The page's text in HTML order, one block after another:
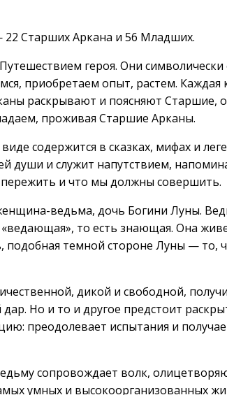
22 Старших Аркана и 56 Младших.
героя. Они
приобретаем опыт, растем.
раскрывают и поясняют Старшие,
проживая Старшие Арканы.
содержится в сказках, мифах и
души и служит напутствием,
и что мы должны совершить.
ведьма, дочь Богини Луны.
то есть знающая. Она
подобная темной стороне Луны — то,
дикой и свободной,
дар. Но и то и другое предстоит
преодолевает испытания и
сопровождает волк,
умных и высокоорганизованных